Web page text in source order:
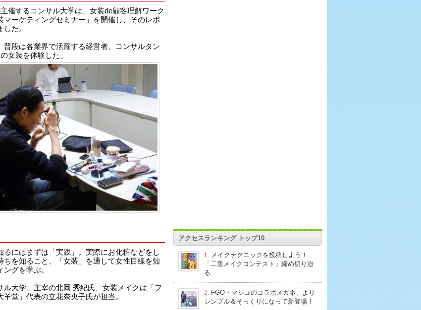
催するコンサル大学は、女装de顧客理解ワーク
マーケティングセミナー」を開催し、そのレポ
た。
普段は各業界で活躍する経営者、コンサルタン
女装を体験した。
るにはまずは「実践」。実際にお化粧などをし
ちを知ること、「女装」を通して女性目線を知
ングを学ぶ。
ル大学」主宰の北岡 秀紀氏、女装メイクは「フ
羊堂」代表の立花奈央子氏が担当。
アクセスランキング トップ10
1.
メイクテクニックを投稿しよう！
「二重メイクコンテスト」締め切り迫
る
2. FGO・マシュのコラボメガネ、より
シンプル＆そっくりになって新登場！